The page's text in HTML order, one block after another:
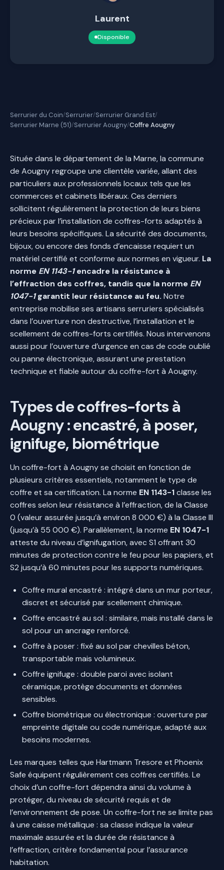
Laurent
Disponible
Serrurier du Coin/Serrurier/Serrurier Grand Est/
Serrurier Marne (51)/Serrurier Aougny/Coffre Aougny
Située dans le département de la Marne, la commune
de Aougny regroupe une clientèle variée, allant des
particuliers aux professionnels locaux tels que les
commerces et cabinets libéraux. Ces derniers
sollicitent régulièrement la protection de leurs biens
précieux par l’installation de coffres-forts adaptés à
leurs besoins spécifiques. La sécurité des documents,
bijoux, ou encore des fonds d’encaisse requiert un
matériel certifié et conforme aux normes en vigueur. La
norme EN 1143-1encadre la résistance à
l’effraction des coffres, tandis que la norme EN
1047-1garantit leur résistance au feu. Notre
entreprise mobilise ses artisans serruriers spécialisés
dans l’ouverture non destructive, l’installation et le
scellement de coffres-forts certifiés. Nous intervenons
aussi pour l’ouverture d’urgence en cas de code oublié
ou panne électronique, assurant une prestation
technique et fiable autour du coffre-fort à Aougny.
Types de coffres-forts à
Aougny : encastré, à poser,
ignifuge, biométrique
Un coffre-fort à Aougny se choisit en fonction de
plusieurs critères essentiels, notamment le type de
coffre et sa certification. La norme EN 1143-1classe les
coffres selon leur résistance à l’effraction, de la Classe
0 (valeur assurée jusqu’à environ 8 000 €) à la Classe III
(jusqu’à 55 000 €). Parallèlement, la norme EN 1047-1
atteste du niveau d’ignifugation, avec S1 offrant 30
minutes de protection contre le feu pour les papiers, et
S2 jusqu’à 60 minutes pour les supports numériques.
Coffre mural encastré : intégré dans un mur porteur,
discret et sécurisé par scellement chimique.
Coffre encastré au sol : similaire, mais installé dans le
sol pour un ancrage renforcé.
Coffre à poser : fixé au sol par chevilles béton,
transportable mais volumineux.
Coffre ignifuge : double paroi avec isolant
céramique, protège documents et données
sensibles.
Coffre biométrique ou électronique : ouverture par
empreinte digitale ou code numérique, adapté aux
besoins modernes.
Les marques telles que Hartmann Tresore et Phoenix
Safe équipent régulièrement ces coffres certifiés. Le
choix d’un coffre-fort dépendra ainsi du volume à
protéger, du niveau de sécurité requis et de
l’environnement de pose. Un coffre-fort ne se limite pas
à une caisse métallique : sa classe indique la valeur
maximale assurée et la durée de résistance à
l’effraction, critère fondamental pour l’assurance
habitation.